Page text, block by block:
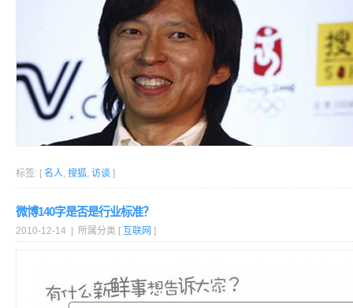
标签: [ 名人 搜狐 访谈 ]
微博140字是否是行业标准？
2010-12-14 | 所属分类 [ 互联网 ]